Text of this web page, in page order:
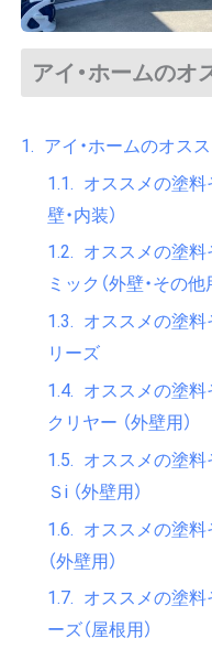
アイ・ホームのオ
アイ・ホームのオスス
オススメの塗料
壁・内装）
オススメの塗料
ミック（外壁・その他
オススメの塗料
リーズ
オススメの塗料
クリヤー （外壁用）
オススメの塗料
Ｓi （外壁用）
オススメの塗料
（外壁用）
オススメの塗料
ーズ（屋根用）